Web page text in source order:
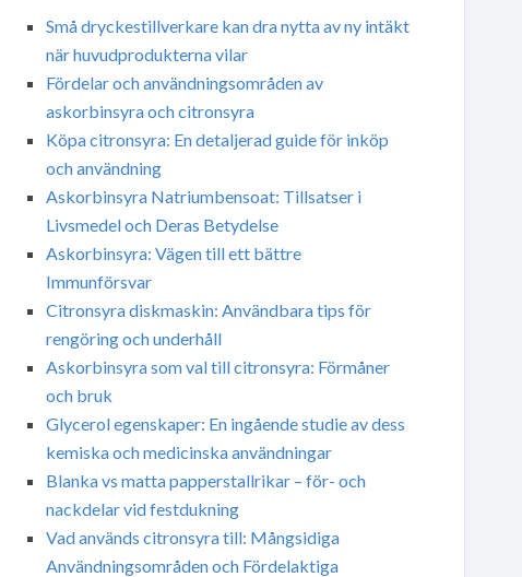
Små dryckestillverkare kan dra nytta av ny intäkt
när huvudprodukterna vilar
Fördelar och användningsområden av
askorbinsyra och citronsyra
Köpa citronsyra: En detaljerad guide för inköp
och användning
Askorbinsyra Natriumbensoat: Tillsatser i
Livsmedel och Deras Betydelse
Askorbinsyra: Vägen till ett bättre
Immunförsvar
Citronsyra diskmaskin: Användbara tips för
rengöring och underhåll
Askorbinsyra som val till citronsyra: Förmåner
och bruk
Glycerol egenskaper: En ingående studie av dess
kemiska och medicinska användningar
Blanka vs matta papperstallrikar – för- och
nackdelar vid festdukning
Vad används citronsyra till: Mångsidiga
Användningsområden och Fördelaktiga